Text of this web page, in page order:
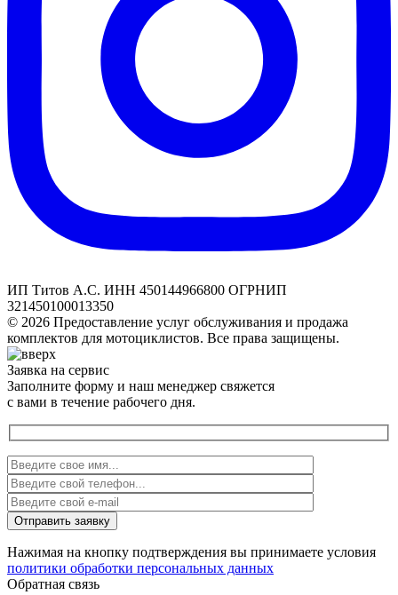
ИП Титов А.С. ИНН 450144966800 ОГРНИП
321450100013350
© 2026 Предоставление услуг обслуживания и продажа
комплектов для мотоциклистов. Все права защищены.
Заявка на сервис
Заполните форму и наш менеджер свяжется
с вами в течение рабочего дня.
Нажимая на кнопку подтверждения вы принимаете условия
политики обработки персональных данных
Обратная связь